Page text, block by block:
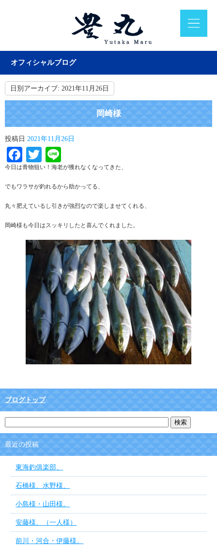
オフィシャルブログ
日別アーカイブ: 2021年11月26日
岡崎様
投稿日 2021年11月26日
Facebook
Twitter
今日は青物狙い！海老が獲れなくなってきた、
でもワラサが釣れるから助かってる、
丸々肥えているし引きが強烈なので楽しませてくれる、
岡崎様も今日はスッキリしたと喜んでくれました。
ブログトップ
最近の投稿
東海釣俱楽部、
石橋様、水野様、
小島様・山田様。
安藤様、（一人様）
前川・河合・伊藤様。